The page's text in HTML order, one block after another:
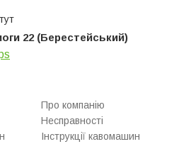
22 (Берестейський)
Про компанію
Несправності
Інструкції кавомашин